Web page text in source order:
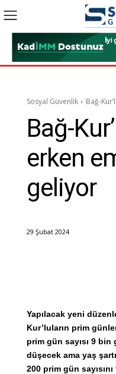
Sosyal Güvenlik Bağ-
Bağ-
erken
geliyor
29 Şubat 2024
Yapılacak yeni
Kur’luların prim
prim gün sayısı 9
düşecek ama yaş
200 prim gün